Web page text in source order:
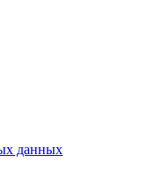
данных